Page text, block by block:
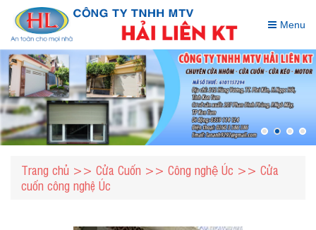
Menu
Trang chủ >> Cửa Cuốn >> Công nghệ Úc >> Cửa
cuốn công nghệ Úc